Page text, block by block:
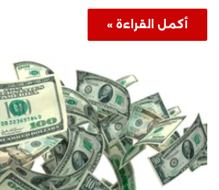
أكمل القراءة »